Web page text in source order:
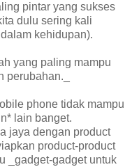
pintar yang sukses
dulu sering kali
kehidupan).
yang paling mampu
phone tidak mampu
lain banget.
jaya dengan product
product-product
_gadget-gadget untuk